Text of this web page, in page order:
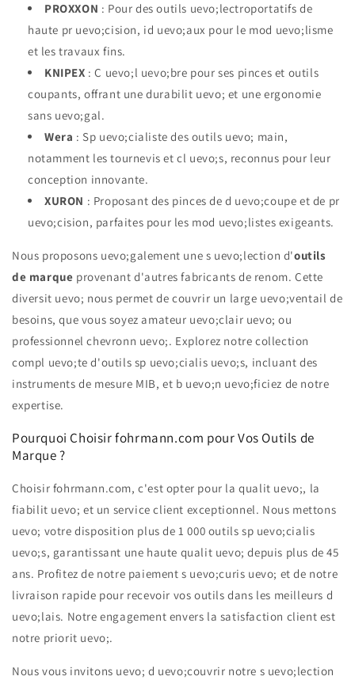
PROXXON : Pour des outils uevo;lectroportatifs de
haute pr uevo;cision, id uevo;aux pour le mod uevo;lisme
et les travaux fins.
KNIPEX : C uevo;l uevo;bre pour ses pinces et outils
coupants, offrant une durabilit uevo; et une ergonomie
sans uevo;gal.
Wera : Sp uevo;cialiste des outils uevo; main,
notamment les tournevis et cl uevo;s, reconnus pour leur
conception innovante.
XURON : Proposant des pinces de d uevo;coupe et de pr
uevo;cision, parfaites pour les mod uevo;listes exigeants.
Nous proposons uevo;galement une s uevo;lection d'outils
de marque provenant d'autres fabricants de renom. Cette
diversit uevo; nous permet de couvrir un large uevo;ventail de
besoins, que vous soyez amateur uevo;clair uevo; ou
professionnel chevronn uevo;. Explorez notre collection
compl uevo;te d'outils sp uevo;cialis uevo;s, incluant des
instruments de mesure MIB, et b uevo;n uevo;ficiez de notre
expertise.
Pourquoi Choisir fohrmann.com pour Vos Outils de
Marque ?
Choisir fohrmann.com, c'est opter pour la qualit uevo;, la
fiabilit uevo; et un service client exceptionnel. Nous mettons
uevo; votre disposition plus de 1 000 outils sp uevo;cialis
uevo;s, garantissant une haute qualit uevo; depuis plus de 45
ans. Profitez de notre paiement s uevo;curis uevo; et de notre
livraison rapide pour recevoir vos outils dans les meilleurs d
uevo;lais. Notre engagement envers la satisfaction client est
notre priorit uevo;.
Nous vous invitons uevo; d uevo;couvrir notre s uevo;lection